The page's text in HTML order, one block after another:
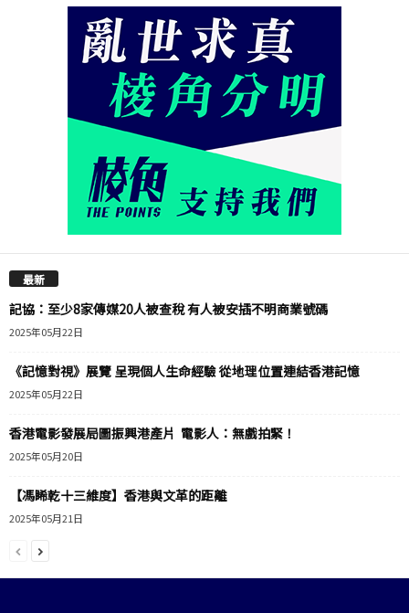
最新
記協：至少8家傳媒20人被查稅 有人被安插不明商業號碼
2025年05月22日
《記憶對視》展覽 呈現個人生命經驗 從地理位置連結香港記憶
2025年05月22日
香港電影發展局圖振興港產片 電影人：無戲拍緊！
2025年05月20日
【馮睎乾十三維度】香港與文革的距離
2025年05月21日